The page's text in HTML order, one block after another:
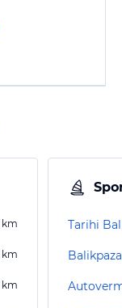
km
km
km
Tarihi